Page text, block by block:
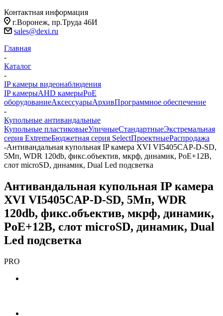
Контактная информация
г.Воронеж, пр.Труда 46И
sales@dexi.ru
Главная
-
Каталог
-
IP камеры видеонаблюдения
IP камерыAHD камерыPoE
оборудованиеАксессуарыАрхивПрограммное обеспечение
-
Купольные антивандальные
Купольные пластиковыеУличныеСтандартныеЭкстремальная
серия ExtremeБюджетная серия SelectПроектныеРаспродажа
-Антивандальная купольная IP камера XVI VI5405CAP-D-SD,
5Мп, WDR 120db, фикс.объектив, мкрф, динамик, PoE+12В,
слот microSD, динамик, Dual Led подсветка
Антивандальная купольная IP камера
XVI VI5405CAP-D-SD, 5Мп, WDR
120db, фикс.объектив, мкрф, динамик,
PoE+12В, слот microSD, динамик, Dual
Led подсветка
PRO